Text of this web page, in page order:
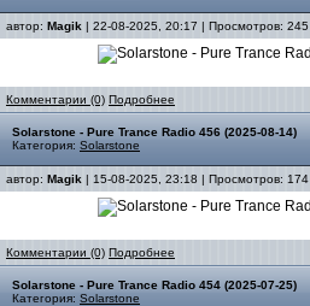
автор: Magik | 22-08-2025, 20:17 | Просмотров: 245
Комментарии (0) Подробнее
Solarstone - Pure Trance Radio 456 (2025-08-14)
Категория: Solarstone
автор: Magik | 15-08-2025, 23:18 | Просмотров: 174
Комментарии (0) Подробнее
Solarstone - Pure Trance Radio 454 (2025-07-25)
Категория: Solarstone